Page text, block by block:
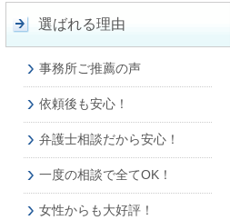
選ばれる理由
事務所ご推薦の声
依頼後も安心！
弁護士相談だから安心！
一度の相談で全てOK！
女性からも大好評！